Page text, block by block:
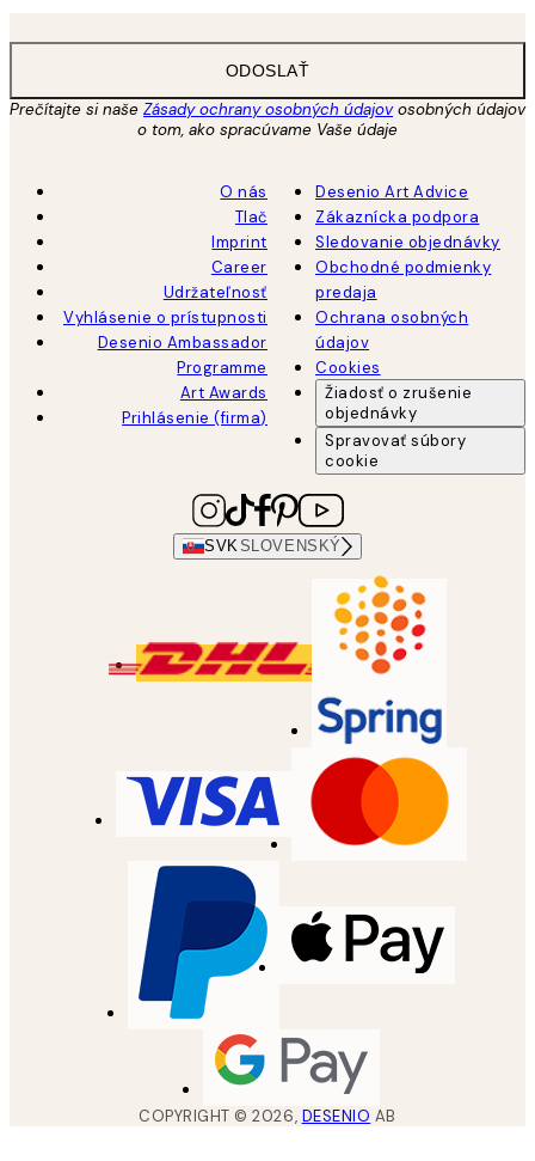
ODOSLAŤ
Prečítajte si naše Zásady ochrany osobných údajovosobných údajov
o tom, ako spracúvame Vaše údaje
O nás
Tlač
Imprint
Career
Udržateľnosť
Vyhlásenie o prístupnosti
Desenio Ambassador
Programme
Art Awards
Prihlásenie (firma)
Desenio Art Advice
Zákaznícka podpora
Sledovanie objednávky
Obchodné podmienky
predaja
Ochrana osobných
údajov
Cookies
Žiadosť o zrušenie
objednávky
Spravovať súbory
cookie
SVKSLOVENSKÝ
COPYRIGHT ©2026, DESENIO AB